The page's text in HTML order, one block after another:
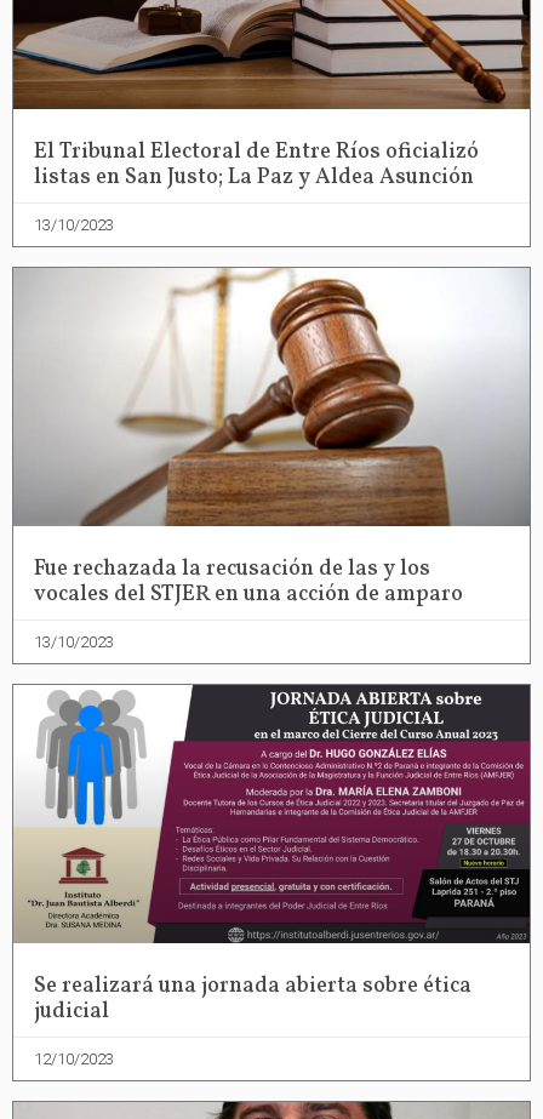
El Tribunal Electoral de Entre Ríos oficializó
listas en San Justo; La Paz y Aldea Asunción
13/10/2023
Fue rechazada la recusación de las y los
vocales del STJER en una acción de amparo
13/10/2023
Se realizará una jornada abierta sobre ética
judicial
12/10/2023